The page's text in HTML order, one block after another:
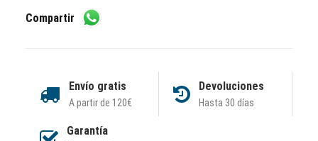
Compartir
Envío gratis
A partir de 120€
Devoluciones
Hasta 30 días
Garantía